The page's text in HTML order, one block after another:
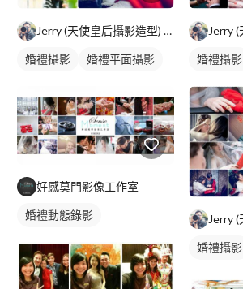
Jerry (天使皇后攝影造型) 台北/高雄
婚禮攝影 婚禮平面攝影
好感莫門影像工作室
婚禮動態錄影
婚禮攝影
婚禮攝影